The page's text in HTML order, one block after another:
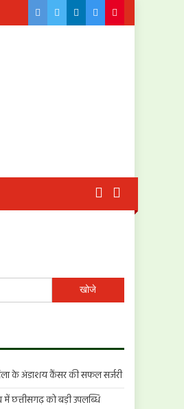
को
के अंडाशय कैंसर की सफल सर्जरी
छत्तीसगढ़ को बड़ी उपलब्धि